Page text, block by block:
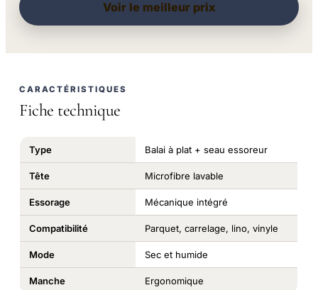
Voir le meilleur prix
CARACTÉRISTIQUES
Fiche technique
Type Balai à plat + seau essoreur
Tête Microfibre lavable
Essorage Mécanique intégré
Compatibilité Parquet, carrelage, lino, vinyle
Mode Sec et humide
Manche Ergonomique